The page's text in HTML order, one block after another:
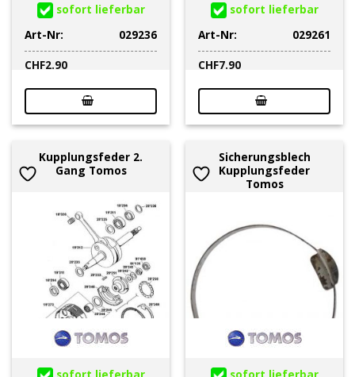
sofort lieferbar
Art-Nr:
029236
CHF2.90
sofort lieferbar
Art-Nr:
029261
CHF7.90
Kupplungsfeder 2.
Gang Tomos
Sicherungsblech
Kupplungsfeder
Tomos